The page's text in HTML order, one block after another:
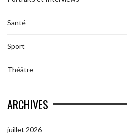
Santé
Sport
Théâtre
ARCHIVES
juillet 2026